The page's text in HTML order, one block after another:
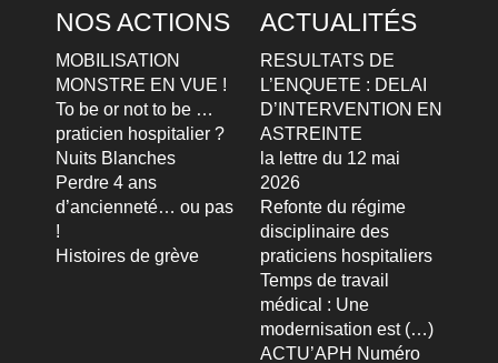
NOS ACTIONS
MOBILISATION
MONSTRE EN VUE !
To be or not to be …
praticien hospitalier ?
Nuits Blanches
Perdre 4 ans
d’ancienneté… ou pas
!
Histoires de grève
ACTUALITÉS
RESULTATS DE
L’ENQUETE : DELAI
D’INTERVENTION EN
ASTREINTE
la lettre du 12 mai
2026
Refonte du régime
disciplinaire des
praticiens hospitaliers
Temps de travail
médical : Une
modernisation est (…)
ACTU’APH Numéro